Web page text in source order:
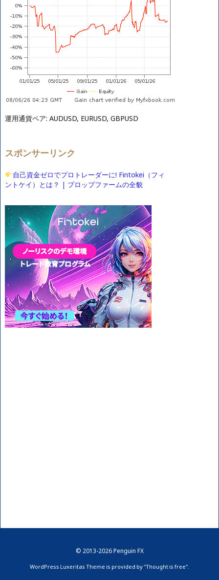
運用通貨ペア: AUDUSD, EURUSD, GBPUSD
スポンサーリンク
自己資金ゼロでプロトレーダーに! Fintokei（フィ
ントケイ）とは？ | プロップファームの全貌
© 2013-2026Penguin FX
WordPress Luxeritas Theme is provided by "Thought is free".